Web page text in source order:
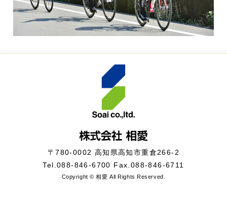
〒780-0002 高知県高知市重倉266-2
Tel.088-846-6700 Fax.088-846-6711
Copyright © 相愛 All Rights Reserved.